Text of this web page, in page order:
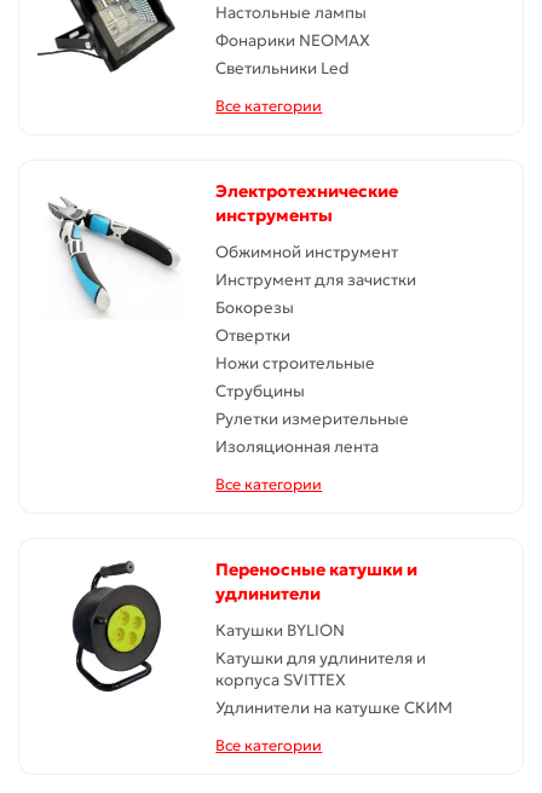
Настольные лампы
Фонарики NEOMAX
Светильники Led
Все категории
Электротехнические
инструменты
Обжимной инструмент
Инструмент для зачистки
Бокорезы
Отвертки
Ножи строительные
Струбцины
Рулетки измерительные
Изоляционная лента
Все категории
Переносные катушки и
удлинители
Катушки BYLION
Катушки для удлинителя и
корпуса SVITTEX
Удлинители на катушке СКИМ
Все категории